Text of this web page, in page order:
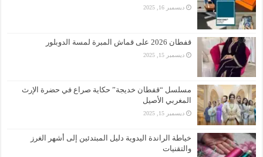
ديسمبر 16, 2025
قفطان 2026 على قماش المبرة لمسة الدوبلور
ديسمبر 15, 2025
مسلسل “قفطان خديجة” حكاية صراع في حضرة الإرث
المغربي الأصيل
ديسمبر 15, 2025
خياطة الراندة اليدوية دليل المبتدئين إلى أشهر الغرز
والتقنيات